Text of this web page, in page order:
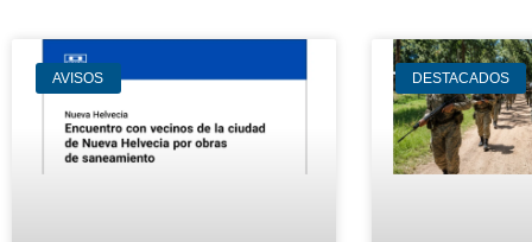
AVISOS DESTACADOS